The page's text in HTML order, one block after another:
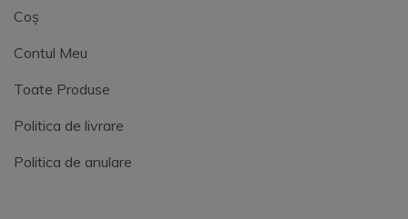
Coș
Contul Meu
Toate Produse
Politica de livrare
Politica de anulare